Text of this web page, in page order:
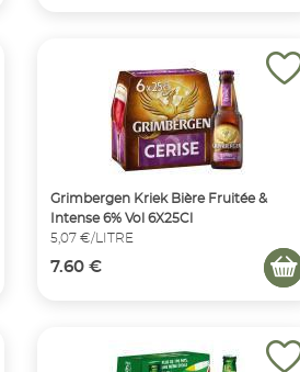
Grimbergen Kriek Bière Fruitée &
Intense 6% Vol 6X25Cl
5,07 €/LITRE
7.60 €